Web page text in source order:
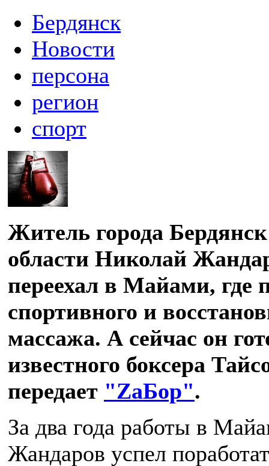
Бердянск
Новости
персона
регион
спорт
Житель города
области Николай
переехал в Майами, где
спортивного и
массажа. А сейчас он
известного боксера
передает "ZаБор".
За два года работы в
Жандаров успел